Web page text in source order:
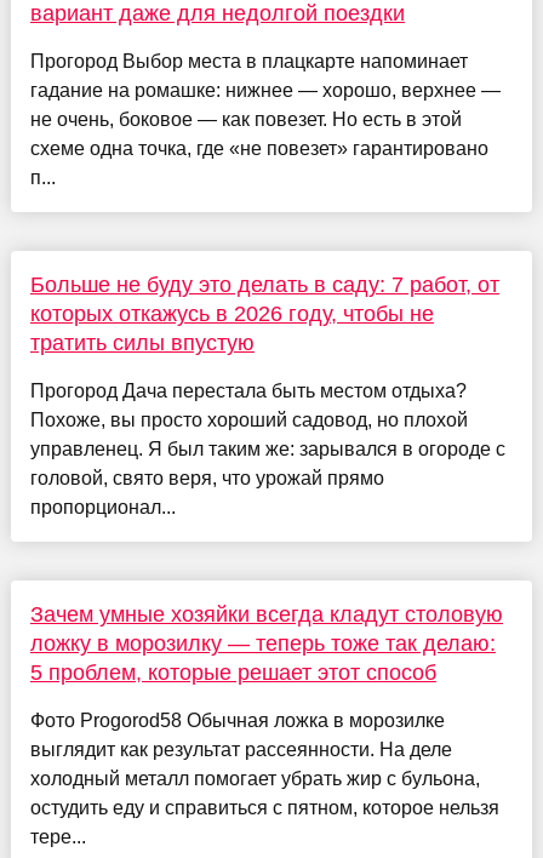
вариант даже для недолгой поездки
Прогород Выбор места в плацкарте напоминает
гадание на ромашке: нижнее — хорошо, верхнее —
не очень, боковое — как повезет. Но есть в этой
схеме одна точка, где «не повезет» гарантировано
п...
Больше не буду это делать в саду: 7 работ, от
которых откажусь в 2026 году, чтобы не
тратить силы впустую
Прогород Дача перестала быть местом отдыха?
Похоже, вы просто хороший садовод, но плохой
управленец. Я был таким же: зарывался в огороде с
головой, свято веря, что урожай прямо
пропорционал...
Зачем умные хозяйки всегда кладут столовую
ложку в морозилку — теперь тоже так делаю:
5 проблем, которые решает этот способ
Фото Progorod58 Обычная ложка в морозилке
выглядит как результат рассеянности. На деле
холодный металл помогает убрать жир с бульона,
остудить еду и справиться с пятном, которое нельзя
тере...